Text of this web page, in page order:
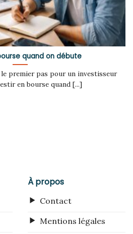
quand on débute
premier pas pour un investisseur
en bourse quand [...]
À propos
Contact
Mentions légales